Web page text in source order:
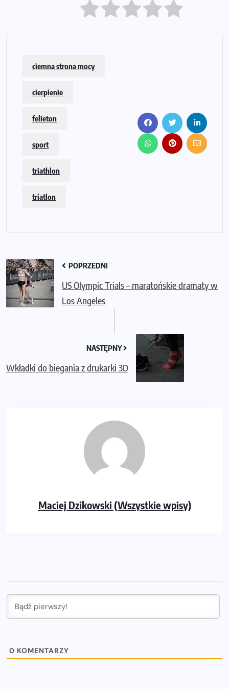
ciemna strona mocy
cierpienie
felieton
sport
triathlon
triatlon
POPRZEDNI
US Olympic Trials – maratońskie dramaty w
Los Angeles
NASTĘPNY
Wkładki do biegania z drukarki 3D
Maciej Dzikowski (Wszystkie wpisy)
0 KOMENTARZY